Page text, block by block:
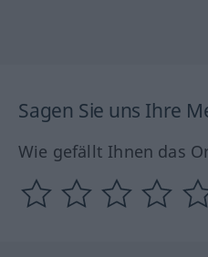
Sagen Sie uns Ihre
Wie gefällt Ihnen das